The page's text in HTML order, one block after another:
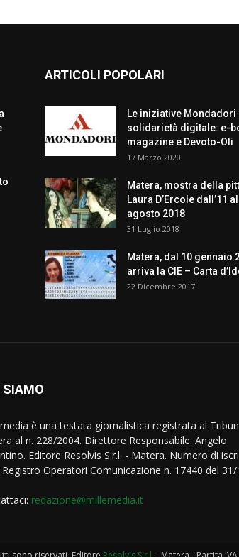
ARTICOLI POPOLARI
Le iniziative Mondadori
solidarietà digitale: e-
magazine e Devoto-Oli
17 Marzo 2020
Matera, mostra della
Laura D’Ercole dall’11
agosto 2018
31 Luglio 2018
Matera, dal 10 gennaio
arriva la CIE – Carta
22 Dicembre 2017
SIAMO
è una testata giornalistica registrata al
al n. 228/2004. Direttore Responsabile: Angelo
Editore Resolvis S.r.l. - Matera. Numero di
Registro Operatori Comunicazione n. 17440 del
redazione@millemedia.it